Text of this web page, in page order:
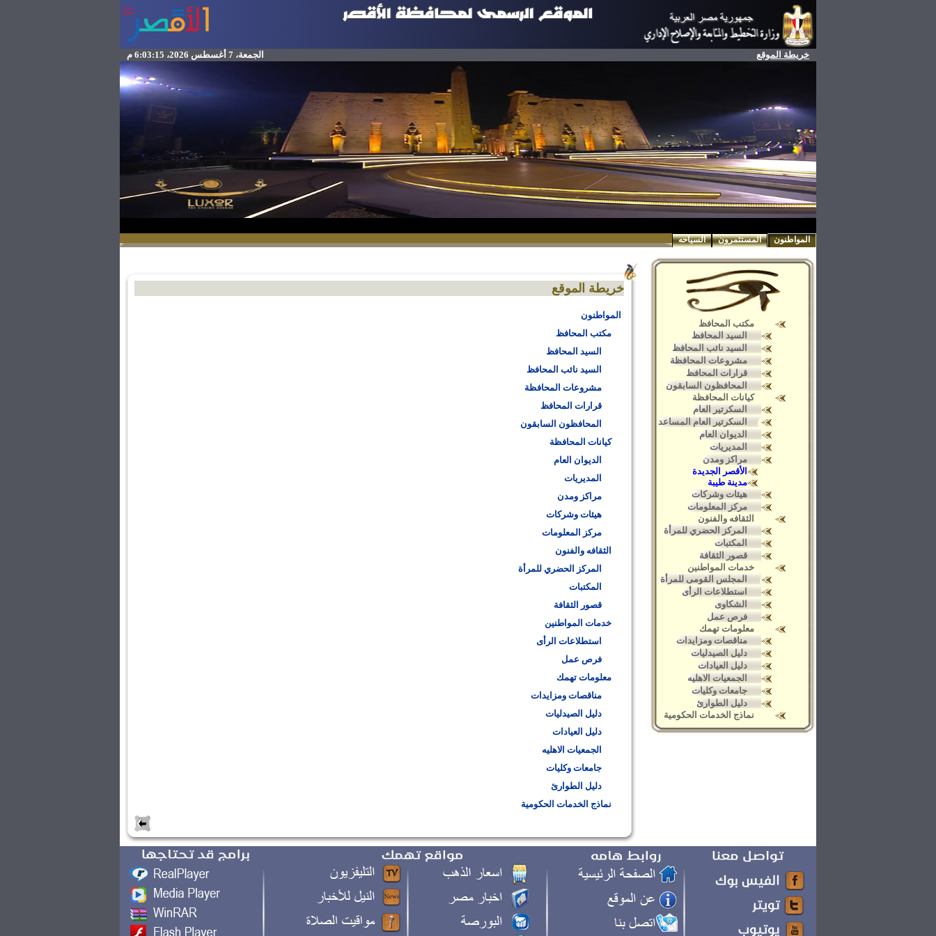
خريطة الموقع الجمعة، 7 أغسطس 2026، 6:03:15 م
المواطنون المستثمرون السياحه
مكتب المحافظ
السيد المحافظ
السيد نائب المحافظ
مشروعات المحافظة
قرارات المحافظ
المحافظون السابقون
كيانات المحافظة
السكرتير العام
السكرتير العام المساعد
الديوان العام
المديريات
مراكز ومدن
الأقصر الجديدة
مدينة طيبة
هيئات وشركات
مركز المعلومات
الثقافه والفنون
المركز الحضري للمرأة
المكتبات
قصور الثقافة
خدمات المواطنين
المجلس القومى للمرأة
استطلاعات الرأى
الشكاوى
فرص عمل
معلومات تهمك
مناقصات ومزايدات
دليل الصيدليات
دليل العيادات
الجمعيات الاهليه
جامعات وكليات
دليل الطوارئ
نماذج الخدمات الحكومية
خريطة الموقع
المواطنون
مكتب المحافظ
السيد المحافظ
السيد نائب المحافظ
مشروعات المحافظة
قرارات المحافظ
المحافظون السابقون
كيانات المحافظة
الديوان العام
المديريات
مراكز ومدن
هيئات وشركات
مركز المعلومات
الثقافه والفنون
المركز الحضري للمرأة
المكتبات
قصور الثقافة
خدمات المواطنين
استطلاعات الرأى
فرص عمل
معلومات تهمك
مناقصات ومزايدات
دليل الصيدليات
دليل العيادات
الجمعيات الاهليه
جامعات وكليات
دليل الطوارئ
نماذج الخدمات الحكومية